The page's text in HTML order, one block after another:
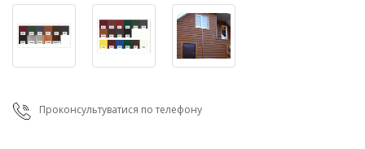
Проконсультуватися по телефону